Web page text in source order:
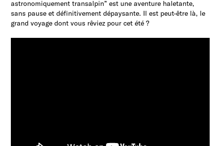
astronomiquement transalpin” est une aventure haletante,
sans pause et définitivement dépaysante. Il est peut-être là, le
grand voyage dont vous rêviez pour cet été ?